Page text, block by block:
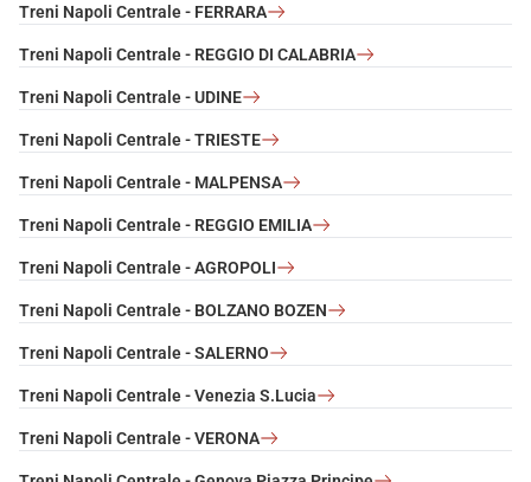
Treni Napoli Centrale - FERRARA
Treni Napoli Centrale - REGGIO DI CALABRIA
Treni Napoli Centrale - UDINE
Treni Napoli Centrale - TRIESTE
Treni Napoli Centrale - MALPENSA
Treni Napoli Centrale - REGGIO EMILIA
Treni Napoli Centrale - AGROPOLI
Treni Napoli Centrale - BOLZANO BOZEN
Treni Napoli Centrale - SALERNO
Treni Napoli Centrale - Venezia S.Lucia
Treni Napoli Centrale - VERONA